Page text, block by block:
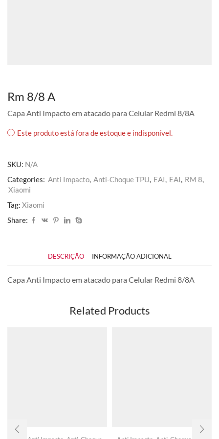
Rm 8/8 A
Capa Anti Impacto em atacado para Celular Redmi 8/8A
Este produto está fora de estoque e indisponível.
SKU: N/A
Categories: Anti Impacto, Anti-Choque TPU, EAI, EAI, RM 8,
Xiaomi
Tag: Xiaomi
Share:
DESCRIÇÃO INFORMAÇÃO ADICIONAL
Capa Anti Impacto em atacado para Celular Redmi 8/8A
Related Products